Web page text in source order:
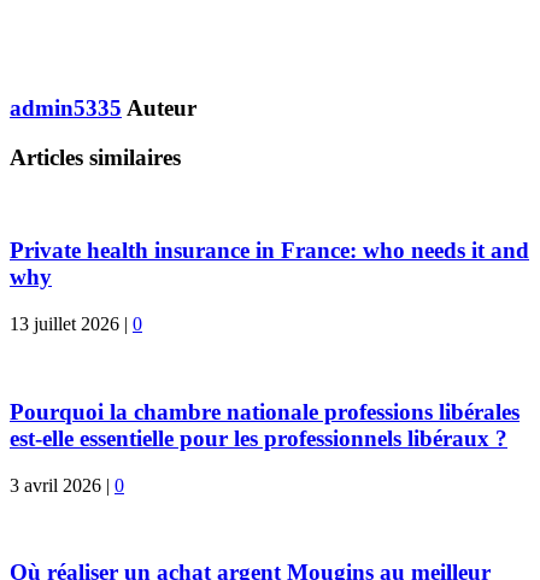
admin5335 Auteur
Articles similaires
Private health insurance in France: who needs it and
why
13 juillet 2026 | 0
Pourquoi la chambre nationale professions libérales
est-elle essentielle pour les professionnels libéraux ?
3 avril 2026 | 0
Où réaliser un achat argent Mougins au meilleur